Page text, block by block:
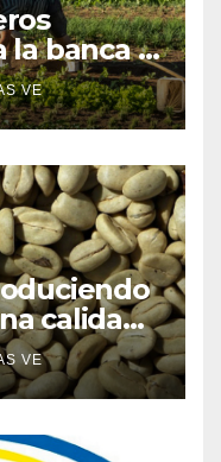
la banca a
VE
calidad»
a
VE